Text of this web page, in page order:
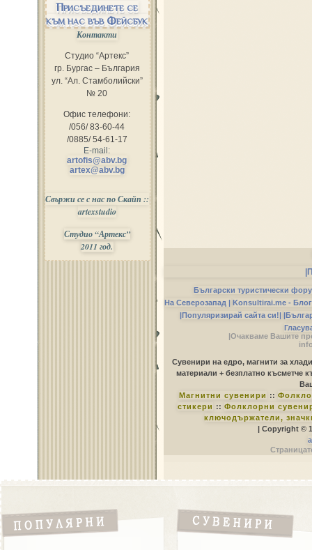
Присъединете се
към нас във Фейсбук
Контакти
Студио “Артекс”
гр. Бургас – България
ул. “Ал. Стамболийски”
№ 20
Офис телефони:
/056/ 83-60-44
/0885/ 54-61-17
E-mail:
artofis@abv.bg
artex@abv.bg
Свържи се с нас по Скайп ::
artexstudio
Студио “Артекс”
2011 год.
Български туристически
На Северозапад | Konsultirai.me -
|Популяризирай сайта си!|
|Очакваме Вашите
Сувенири на едро, магнити за
материали + безплатно късметче
Магнитни сувенири ::
стикери :: Фолклорни
ключодържатели,
| Copyright ©